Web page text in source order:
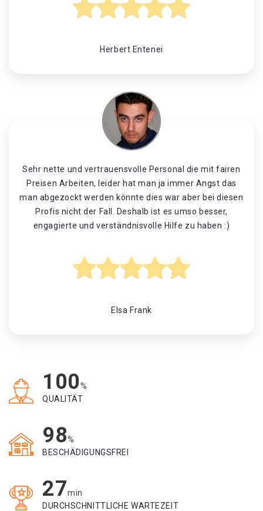
Herbert Entenei
Sehr nette und vertrauensvolle Personal die mit fairen
Preisen Arbeiten, leider hat man ja immer Angst das
man abgezockt werden könnte dies war aber bei diesen
Profis nicht der Fall. Deshalb ist es umso besser,
engagierte und verständnisvolle Hilfe zu haben :)
Elsa Frank
100%
QUALITÄT
98%
BESCHÄDIGUNGSFREI
27min
DURCHSCHNITTLICHE WARTEZEIT